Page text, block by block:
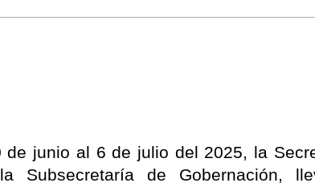
de junio al 6 de julio del 2025, la
Subsecretaría de Gobernación,